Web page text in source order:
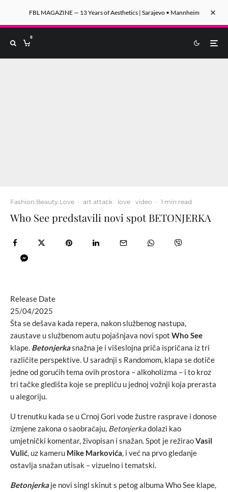
FBL MAGAZINE — 13 Years of Aesthetics | Sarajevo • Mannheim
0
Fashion.Beauty.Love · art attack love video · 1 min read
Who See predstavili novi spot BETONJERKA
Release Date
25/04/2025
Šta se dešava kada repera, nakon službenog nastupa,
zaustave u službenom autu pojašnjava novi spot Who See
klape. Betonjerkasnažna je i višeslojna priča ispričana iz tri
različite perspektive. U saradnji s Randomom, klapa se dotiče
jedne od gorućih tema ovih prostora – alkoholizma – i to kroz
tri tačke gledišta koje se prepliću u jednoj vožnji koja prerasta
u alegoriju.
U trenutku kada se u Crnoj Gori vode žustre rasprave i donose
izmjene zakona o saobraćaju, Betonjerkadolazi kao
umjetnički komentar, živopisan i snažan. Spot je režiraoVasil
Vulić, uz kameru Mike Markovića, i već na prvo gledanje
ostavlja snažan utisak – vizuelno i tematski.
Betonjerkaje novi singl skinut s petog albuma Who See klape,